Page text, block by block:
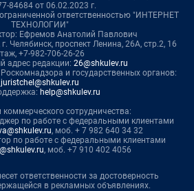
84684 от 06.02.2023 г.
ответственностью "ИНТЕРНЕТ
ТЕХНОЛОГИИ"
Ефремов Анатолий Павлович
Челябинск, проспект Ленина, 26А, стр.2, 16
+7-982-706-26-26
адрес редакции: 26@shkulev.ru
и государственных органов:
juristchel@shkulev.ru
help@shkulev.ru
сотрудничества:
по работе с федеральными клиентами
, моб. + 7 982 640 34 32
по работе с федеральными клиентами
, моб. +7 910 402 4056
ответственности за достоверность
в рекламных объявлениях.